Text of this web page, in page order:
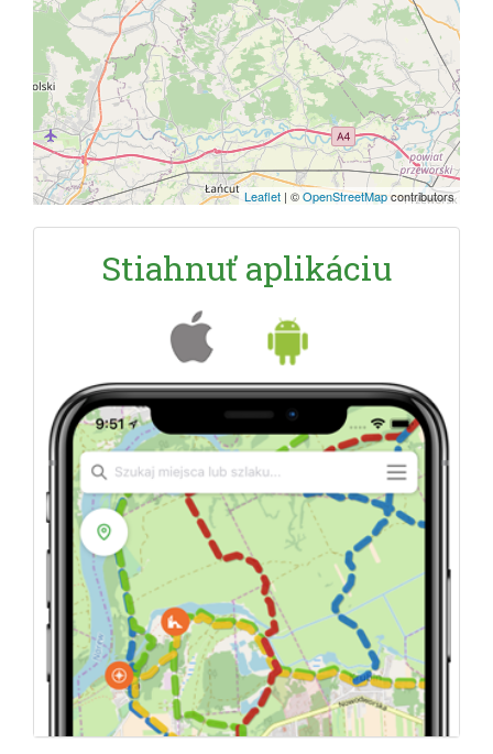
Leaflet | ©OpenStreetMapcontributors
Stiahnuť aplikáciu